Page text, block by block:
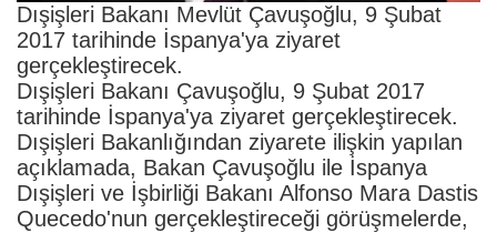
Dışişleri Bakanı Mevlüt Çavuşoğlu, 9 Şubat
2017 tarihinde İspanya'ya ziyaret
gerçekleştirecek.
Dışişleri Bakanı Çavuşoğlu, 9 Şubat 2017
tarihinde İspanya'ya ziyaret gerçekleştirecek.
Dışişleri Bakanlığından ziyarete ilişkin yapılan
açıklamada, Bakan Çavuşoğlu ile İspanya
Dışişleri ve İşbirliği Bakanı Alfonso Mara Dastis
Quecedo'nun gerçekleştireceği görüşmelerde,